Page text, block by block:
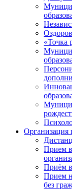
«Точка
Организация
Прием
Приём
Прием
без